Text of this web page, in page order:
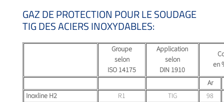
GAZ DE PROTECTION POUR LE SOUDAGE
TIG DES ACIERS INOXYDABLES:
Groupe
selon
ISO 14175
Application
selon
DIN 1910
en
Ar
Inoxline H2
R1 TIG
98